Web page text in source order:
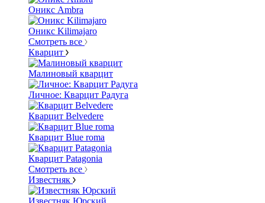
Оникс Ambra
Оникс Kilimajaro
Смотреть все
Кварцит
Малиновый кварцит
Личное: Кварцит Радуга
Кварцит Belvedere
Кварцит Blue roma
Кварцит Patagonia
Смотреть все
Известняк
Известняк Юрский